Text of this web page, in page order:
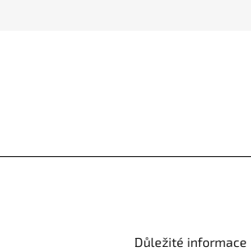
Důležité informace